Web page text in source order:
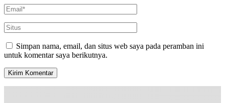
Simpan nama, email, dan situs web saya pada peramban ini
untuk komentar saya berikutnya.